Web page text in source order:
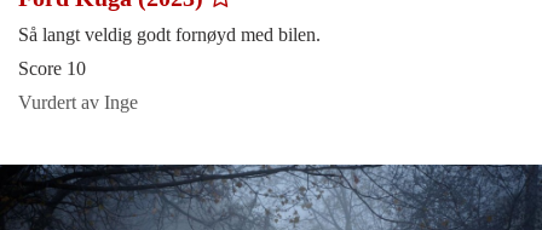
Så langt veldig godt fornøyd med bilen.
Score 10
Vurdert av Inge